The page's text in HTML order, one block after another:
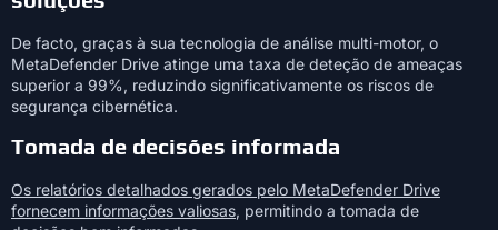
De facto, graças à sua tecnologia de análise multi-motor, o
MetaDefender Drive atinge uma taxa de deteção de ameaças
superior a 99%, reduzindo significativamente os riscos de
segurança cibernética.
Tomada de decisões informada
Os relatórios detalhados gerados pelo MetaDefender Drive
fornecem informações valiosas, permitindo a tomada de